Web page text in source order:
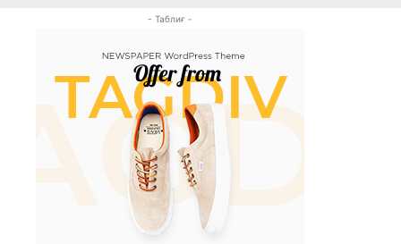
- Таблиғ -